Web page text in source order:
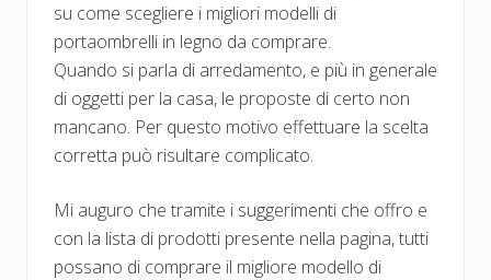
su come scegliere i migliori modelli di
portaombrelli in legno da comprare.
Quando si parla di arredamento, e più in generale
di oggetti per la casa, le proposte di certo non
mancano. Per questo motivo effettuare la scelta
corretta può risultare complicato.
Mi auguro che tramite i suggerimenti che offro e
con la lista di prodotti presente nella pagina, tutti
possano di comprare il migliore modello di